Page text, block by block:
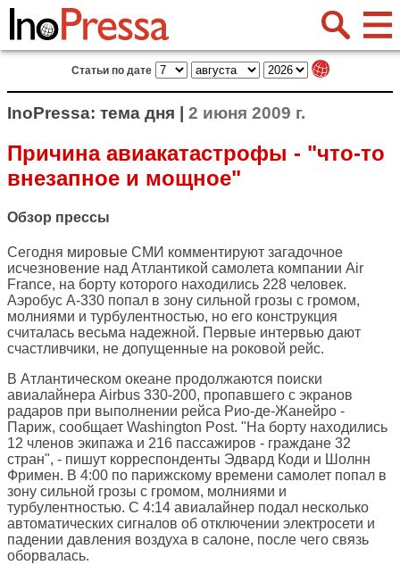
Статьи по дате
InoPressa: тема дня | 2 июня 2009 г.
Причина авиакатастрофы - "что-то
внезапное и мощное"
Обзор прессы
Сегодня мировые СМИ комментируют загадочное
исчезновение над Атлантикой самолета компании Air
France, на борту которого находились 228 человек.
Аэробус А-330 попал в зону сильной грозы с громом,
молниями и турбулентностью, но его конструкция
считалась весьма надежной. Первые интервью дают
счастливчики, не допущенные на роковой рейс.
В Атлантическом океане продолжаются поиски
авиалайнера Airbus 330-200, пропавшего с экранов
радаров при выполнении рейса Рио-де-Жанейро -
Париж, сообщает Washington Post. "На борту находились
12 членов экипажа и 216 пассажиров - граждане 32
стран", - пишут корреспонденты Эдвард Коди и Шолнн
Фримен. В 4:00 по парижскому времени самолет попал в
зону сильной грозы с громом, молниями и
турбулентностью. С 4:14 авиалайнер подал несколько
автоматических сигналов об отключении электросети и
падении давления воздуха в салоне, после чего связь
оборвалась.